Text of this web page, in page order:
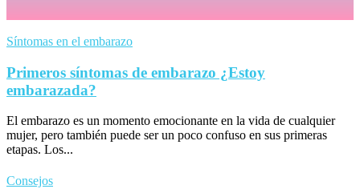
Síntomas en el embarazo
Primeros síntomas de embarazo ¿Estoy
embarazada?
El embarazo es un momento emocionante en la vida de cualquier
mujer, pero también puede ser un poco confuso en sus primeras
etapas. Los...
Consejos